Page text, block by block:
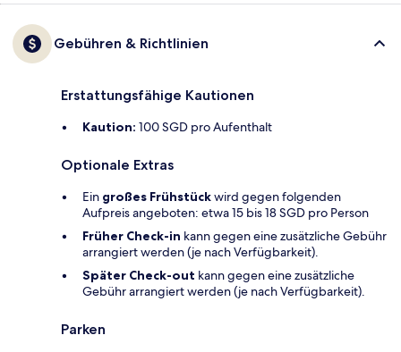
Gebühren & Richtlinien
Erstattungsfähige Kautionen
Kaution: 100 SGD pro Aufenthalt
Optionale Extras
Ein großes Frühstückwird gegen folgenden
Aufpreis angeboten: etwa 15 bis 18 SGD pro Person
Früher Check-in kann gegen eine zusätzliche Gebühr
arrangiert werden (je nach Verfügbarkeit).
Später Check-out kann gegen eine zusätzliche
Gebühr arrangiert werden (je nach Verfügbarkeit).
Parken